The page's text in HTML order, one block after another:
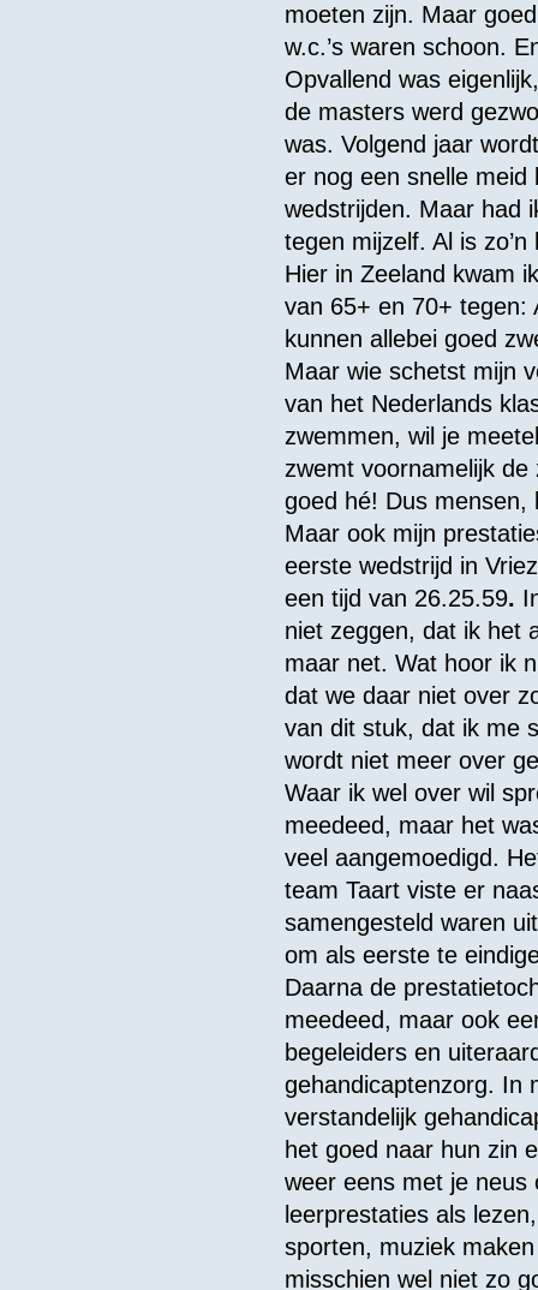
moeten zijn. Maar
w.c.’s waren schoon.
Opvallend was
de masters werd
was. Volgend jaar
er nog een snelle
wedstrijden. Maar had
tegen mijzelf. Al is
Hier in Zeeland kwam
van 65+ en 70+ tegen:
kunnen allebei goed
Maar wie schetst mijn
van het Nederlands
zwemmen, wil je
zwemt voornamelijk
goed hé! Dus mensen,
Maar ook mijn
eerste wedstrijd in
een tijd van 26.25.59.
niet zeggen, dat ik het
maar net. Wat hoor ik
dat we daar niet over
van dit stuk, dat ik me
wordt niet meer over
Waar ik wel over wil
meedeed, maar het
veel aangemoedigd.
team Taart viste er
samengesteld waren
om als eerste te
Daarna de
meedeed, maar ook
begeleiders en
gehandicaptenzorg. In
verstandelijk
het goed naar hun zin
weer eens met je neus
leerprestaties als
sporten, muziek
misschien wel niet zo